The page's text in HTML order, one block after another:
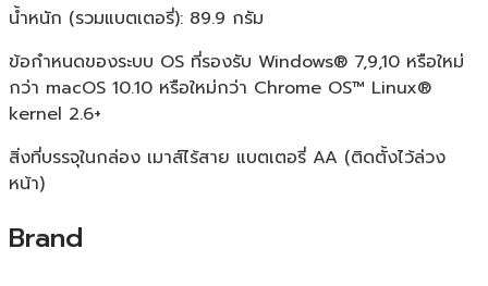
น้ำหนัก (รวมแบตเตอรี่): 89.9 กรัม
ข้อกำหนดของระบบ OS ที่รองรับ Windows® 7,9,10 หรือใหม่
กว่า macOS 10.10 หรือใหม่กว่า Chrome OS™ Linux®
kernel 2.6+
สิ่งที่บรรจุในกล่อง เมาส์ไร้สาย แบตเตอรี่ AA (ติดตั้งไว้ล่วง
หน้า)
Brand